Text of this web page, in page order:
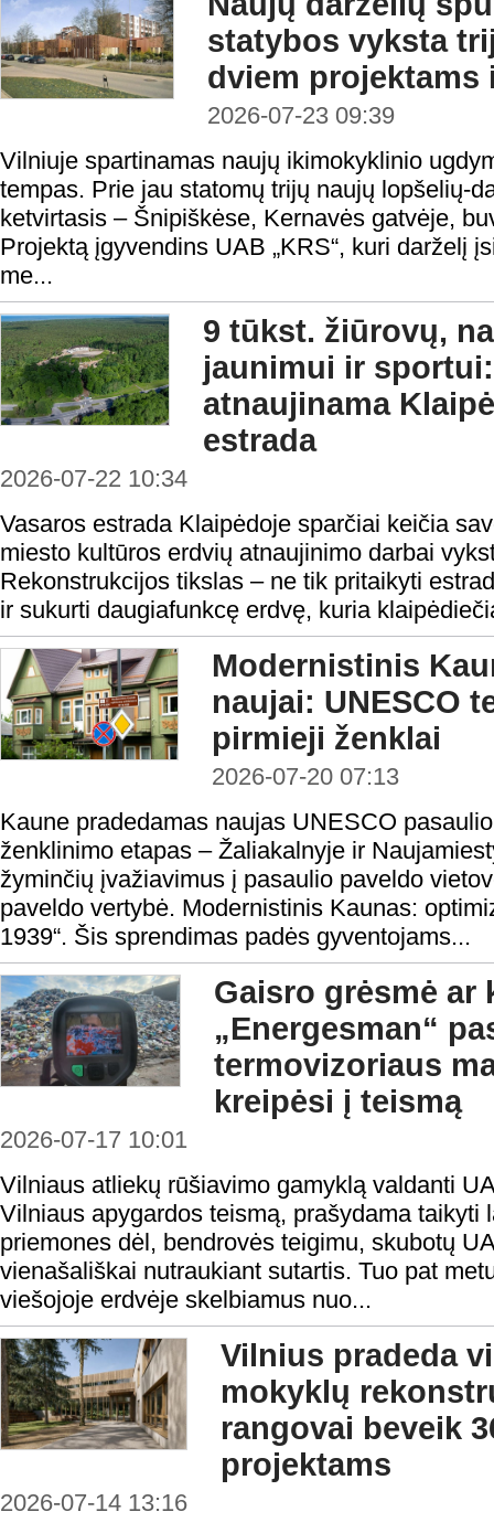
statybos vyksta
dviem projektams
2026-07-23 09:39
Vilniuje spartinamas naujų ikimokyklinio
tempas. Prie jau statomų trijų naujų lopšelių-
ketvirtasis – Šnipiškėse, Kernavės gatvėje,
Projektą įgyvendins UAB „KRS“, kuri darželį
me...
9 tūkst. žiūrovų,
jaunimui ir
atnaujinama
estrada
2026-07-22 10:34
Vasaros estrada Klaipėdoje sparčiai keičia
miesto kultūros erdvių atnaujinimo darbai
Rekonstrukcijos tikslas – ne tik pritaikyti
ir sukurti daugiafunkcę erdvę, kuria
Modernistinis
naujai: UNESCO
pirmieji ženklai
2026-07-20 07:13
Kaune pradedamas naujas UNESCO
ženklinimo etapas – Žaliakalnyje ir
žyminčių įvažiavimus į pasaulio paveldo
paveldo vertybė. Modernistinis Kaunas:
1939“. Šis sprendimas padės gyventojams...
Gaisro grėsmė
„Energesman“
termovizoriaus
kreipėsi į teismą
2026-07-17 10:01
Vilniaus atliekų rūšiavimo gamyklą valdanti
Vilniaus apygardos teismą, prašydama taikyti
priemones dėl, bendrovės teigimu, skubotų
vienašališkai nutraukiant sutartis. Tuo pat
viešojoje erdvėje skelbiamus nuo...
Vilnius pradeda
mokyklų
rangovai beveik
projektams
2026-07-14 13:16